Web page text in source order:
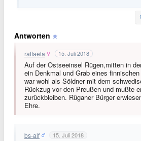
Antworten
raffaela 15. Juli 2018
Auf der Ostseeinsel Rügen,mitten in
ein Denkmal und Grab eines
war wohl als Söldner mit dem
Rückzug vor den Preußen und mußte
zurückbleiben. Rüganer Bürger
Ehre.
bs-alf 15. Juli 2018